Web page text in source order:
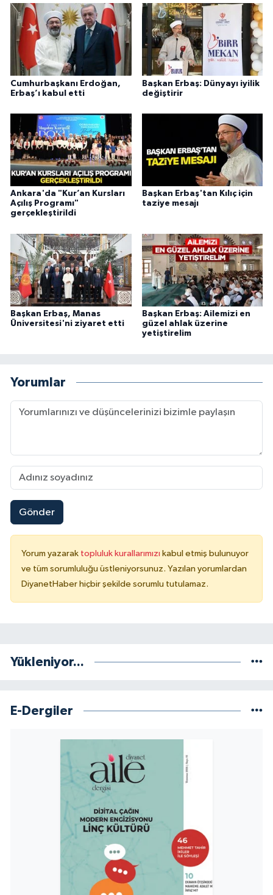
Cumhurbaşkanı Erdoğan,
Erbaş’ı kabul etti
Başkan Erbaş: Dünyayı iyilik
değiştirir
Ankara'da "Kur’an Kursları
Açılış Programı"
gerçekleştirildi
Başkan Erbaş'tan Kılıç için
taziye mesajı
Başkan Erbaş, Manas
Üniversitesi'ni ziyaret etti
Başkan Erbaş: Ailemizi en
güzel ahlak üzerine
yetiştirelim
Yorumlar
Gönder
Yorum yazarak topluluk kurallarımızı kabul etmiş bulunuyor
ve tüm sorumluluğu üstleniyorsunuz. Yazılan yorumlardan
DiyanetHaber hiçbir şekilde sorumlu tutulamaz.
Yükleniyor...
E-Dergiler
Trabzon Müftülüğü
Tunceli Müftülüğü
Uşak Müftülüğü
Yalova Müftülüğü
Yozgat Müftülüğü
Zonguldak Müftülüğü